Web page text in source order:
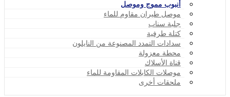
أنبوب مموج وموصل
موصل طيران مقاوم للماء
جلبة سناب
كتلة طرفية
سدادات التمدد المصنوعة من النايلون
محطة معزولة
قناة الأسلاك
موصلات الكابلات المقاومة للماء
ملحقات أخرى